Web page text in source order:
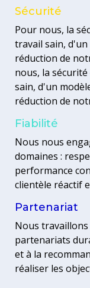
Sécurité
Pour nous, la
travail sain,
réduction de
nous, la
sain, d'un
réduction de
Fiabilité
Nous nous
domaines :
performance
clientèle réactif
Partenariat
Nous
partenariats
et à la
réaliser les